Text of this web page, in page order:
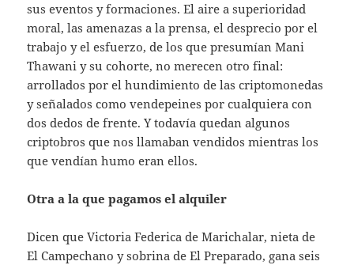
sus eventos y formaciones. El aire a superioridad
moral, las amenazas a la prensa, el desprecio por el
trabajo y el esfuerzo, de los que presumían Mani
Thawani y su cohorte, no merecen otro final:
arrollados por el hundimiento de las criptomonedas
y señalados como vendepeines por cualquiera con
dos dedos de frente. Y todavía quedan algunos
criptobros que nos llamaban vendidos mientras los
que vendían humo eran ellos.
Otra a la que pagamos el alquiler
Dicen que Victoria Federica de Marichalar, nieta de
El Campechano y sobrina de El Preparado, gana seis